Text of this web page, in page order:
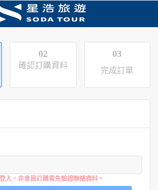
02
確認訂購資料
03
完成訂單
入，非會員訂購需先驗證聯絡資料。